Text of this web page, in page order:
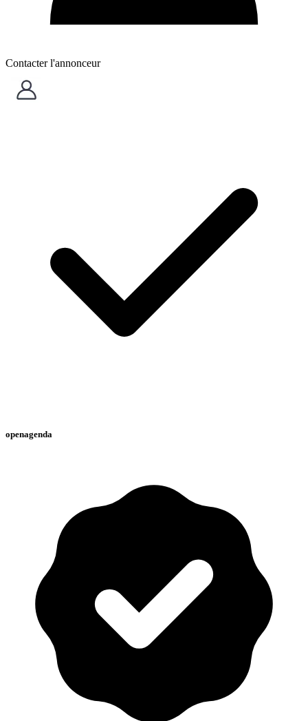
Contacter l'annonceur
openagenda